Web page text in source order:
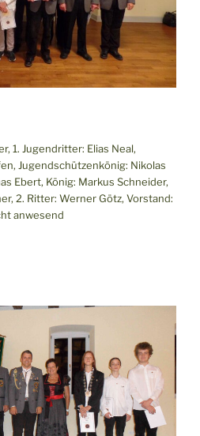
1. Jugendritter: Elias Neal,
Jugendschützenkönig: Nikolas
Ebert, König: Markus Schneider,
2. Ritter: Werner Götz, Vorstand:
anwesend